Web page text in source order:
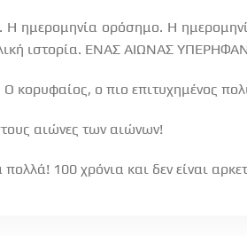
ημερομηνία ορόσημο. Η
ιστορία. ΕΝΑΣ ΑΙΩΝΑΣ
κορυφαίος, ο πιο επιτυχημένος
αιώνες των αιώνων!
100 χρόνια και δεν είναι